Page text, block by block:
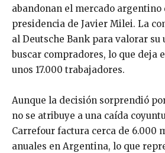
abandonan el mercado argentino
presidencia de Javier Milei. La
al Deutsche Bank para valorar su
buscar compradores, lo que deja
unos 17.000 trabajadores.
Aunque la decisión sorprendió
no se atribuye a una caída
Carrefour factura cerca de 6.000
anuales en Argentina, lo que